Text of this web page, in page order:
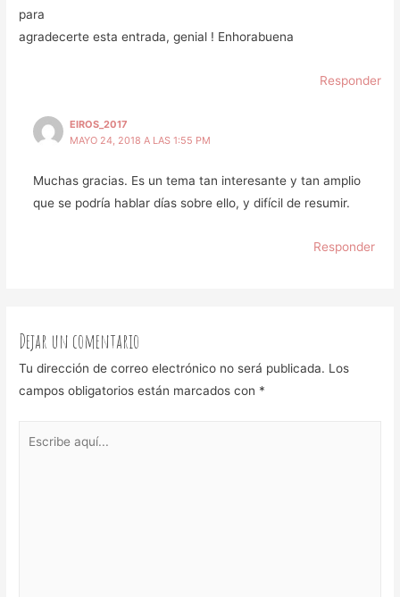
para
agradecerte esta entrada, genial ! Enhorabuena
Responder
EIROS_2017
MAYO 24, 2018 A LAS 1:55 PM
Muchas gracias. Es un tema tan interesante y tan amplio
que se podría hablar días sobre ello, y difícil de resumir.
Responder
Dejar un comentario
Tu dirección de correo electrónico no será publicada. Los
campos obligatorios están marcados con *